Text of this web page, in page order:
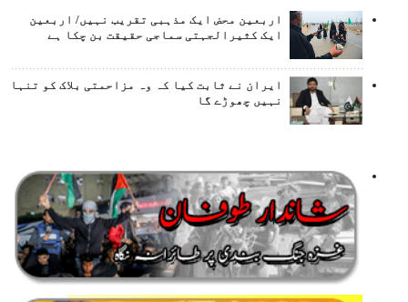
اربعین محض ایک مذہبی تقریب نہیں/ اربعین
ایک کثیرالجہتی سماجی حقیقت بن چکا ہے
ایران نے ثابت کیا کہ وہ مزاحمتی بلاک کو تنہا
نہیں چھوڑے گا